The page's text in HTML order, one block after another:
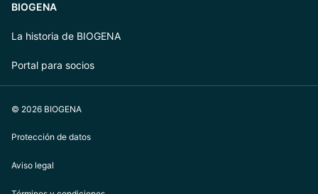
BIOGENA
La historia de BIOGENA
Portal para socios
© 2026 BIOGENA
Protección de datos
Aviso legal